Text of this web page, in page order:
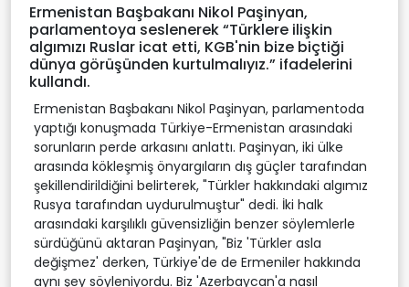
Ermenistan Başbakanı Nikol Paşinyan,
parlamentoya seslenerek “Türklere ilişkin
algımızı Ruslar icat etti, KGB'nin bize biçtiği
dünya görüşünden kurtulmalıyız.” ifadelerini
kullandı.
Ermenistan Başbakanı Nikol Paşinyan, parlamentoda
yaptığı konuşmada Türkiye-Ermenistan arasındaki
sorunların perde arkasını anlattı. Paşinyan, iki ülke
arasında kökleşmiş önyargıların dış güçler tarafından
şekillendirildiğini belirterek, "Türkler hakkındaki algımız
Rusya tarafından uydurulmuştur" dedi. İki halk
arasındaki karşılıklı güvensizliğin benzer söylemlerle
sürdüğünü aktaran Paşinyan, "Biz 'Türkler asla
değişmez' derken, Türkiye'de de Ermeniler hakkında
aynı şey söyleniyordu. Biz 'Azerbaycan'a nasıl